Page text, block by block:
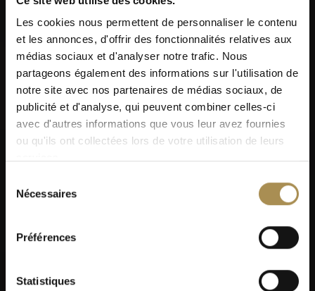
Les cookies nous permettent de personnaliser le contenu
et les annonces, d'offrir des fonctionnalités relatives aux
médias sociaux et d'analyser notre trafic. Nous
partageons également des informations sur l'utilisation de
notre site avec nos partenaires de médias sociaux, de
publicité et d'analyse, qui peuvent combiner celles-ci
avec d'autres informations que vous leur avez fournies
ou qu'ils ont collectées lors de votre utilisation de leurs
Nécessaires
Préférences
Statistiques